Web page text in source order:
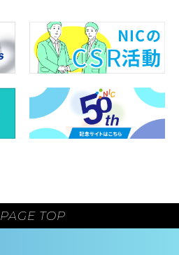
PAGE TOP